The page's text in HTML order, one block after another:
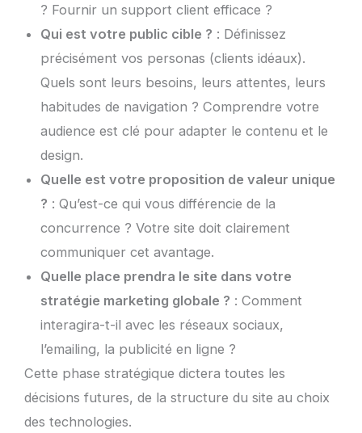
? Fournir un support client efficace ?
Qui est votre public cible ? : Définissez
précisément vos personas (clients idéaux).
Quels sont leurs besoins, leurs attentes, leurs
habitudes de navigation ? Comprendre votre
audience est clé pour adapter le contenu et le
design.
Quelle est votre proposition de valeur unique
? : Qu’est-ce qui vous différencie de la
concurrence ? Votre site doit clairement
communiquer cet avantage.
Quelle place prendra le site dans votre
stratégie marketing globale ? : Comment
interagira-t-il avec les réseaux sociaux,
l’emailing, la publicité en ligne ?
Cette phase stratégique dictera toutes les
décisions futures, de la structure du site au choix
des technologies.